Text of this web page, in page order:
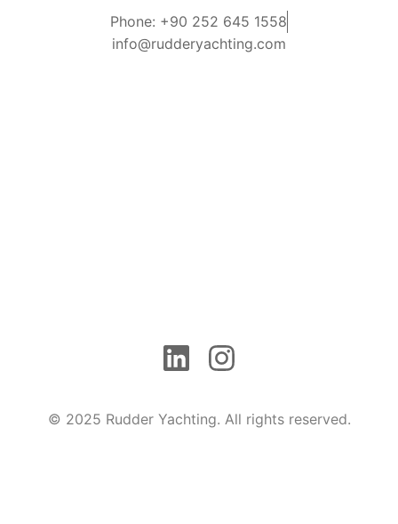
Phone: +90 252 645 1558
info@rudderyachting.com
© 2025 Rudder Yachting. All rights reserved.